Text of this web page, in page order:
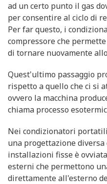
ad un certo punto il gas
per consentire al ciclo di
Per far questo, i
compressore che
di tornare nuovamente
Quest'ultimo passaggio
rispetto a quello che ci si
ovvero la macchina
chiama processo
Nei condizionatori
una progettazione
installazioni fisse è
esterni che permettono
direttamente all'esterno